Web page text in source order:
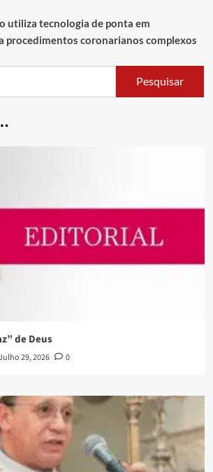
utiliza tecnologia de ponta em
procedimentos coronarianos complexos
de Deus
29, 2026 0